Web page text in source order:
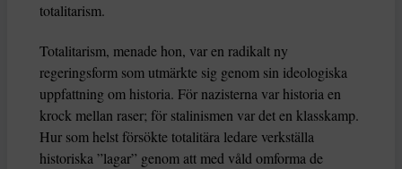
totalitarism.
Totalitarism, menade hon, var en radikalt ny
regeringsform som utmärkte sig genom sin ideologiska
uppfattning om historia. För nazisterna var historia en
krock mellan raser; för stalinismen var det en klasskamp.
Hur som helst försökte totalitära ledare verkställa
historiska ”lagar” genom att med våld omforma de